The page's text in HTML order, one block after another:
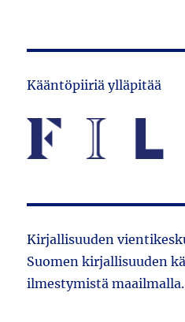
Kääntöpiiriä ylläpitää
Kirjallisuuden
Suomen kirjallisuuden
ilmestymistä maailmalla.